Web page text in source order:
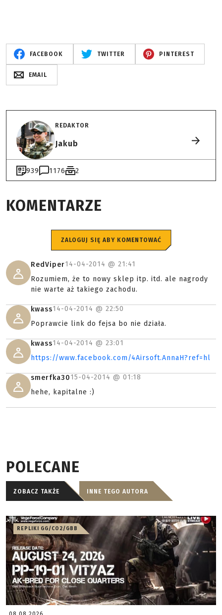
FACEBOOK TWITTER PINTEREST
EMAIL
REDAKTOR
Jakub
939 1176 2
KOMENTARZE
ZALOGUJ SIĘ ABY KOMENTOWAĆ
RedViper14-04-2014 @ 21:41
Rozumiem, że to nowy sklep itp. itd. ale nagrody
nie warte aż takiego zachodu.
kwass14-04-2014 @ 22:50
Poprawcie link do fejsa bo nie działa.
kwass14-04-2014 @ 23:01
https://www.facebook.com/4Airsoft.AnnaH?ref=hl
smerfka3015-04-2014 @ 01:18
hehe, kapitalne :)
POLECANE
ZOBACZ TAKŻE INNE TEGO AUTORA
REPLIKI GG/CO2/GBB